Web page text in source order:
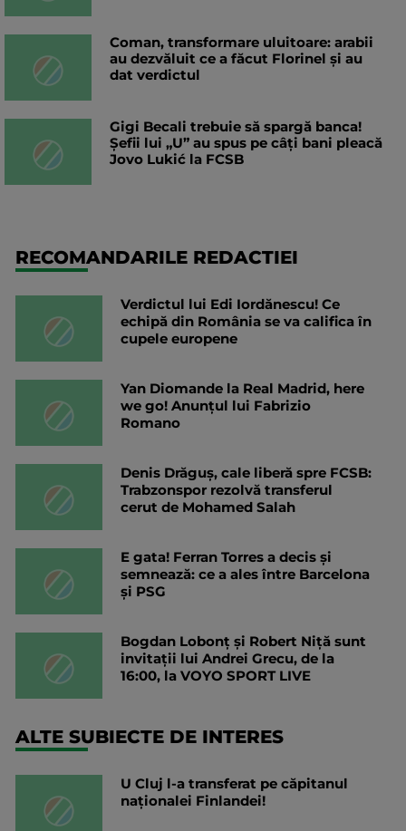
Coman, transformare uluitoare: arabii
au dezvăluit ce a făcut Florinel și au
dat verdictul
Gigi Becali trebuie să spargă banca!
Șefii lui „U” au spus pe câți bani pleacă
Jovo Lukić la FCSB
RECOMANDARILE REDACTIEI
Verdictul lui Edi Iordănescu! Ce
echipă din România se va califica în
cupele europene
Yan Diomande la Real Madrid, here
we go! Anunțul lui Fabrizio
Romano
Denis Drăguș, cale liberă spre FCSB:
Trabzonspor rezolvă transferul
cerut de Mohamed Salah
E gata! Ferran Torres a decis și
semnează: ce a ales între Barcelona
și PSG
Bogdan Lobonț și Robert Niță sunt
invitații lui Andrei Grecu, de la
16:00, la VOYO SPORT LIVE
ALTE SUBIECTE DE INTERES
U Cluj l-a transferat pe căpitanul
naționalei Finlandei!